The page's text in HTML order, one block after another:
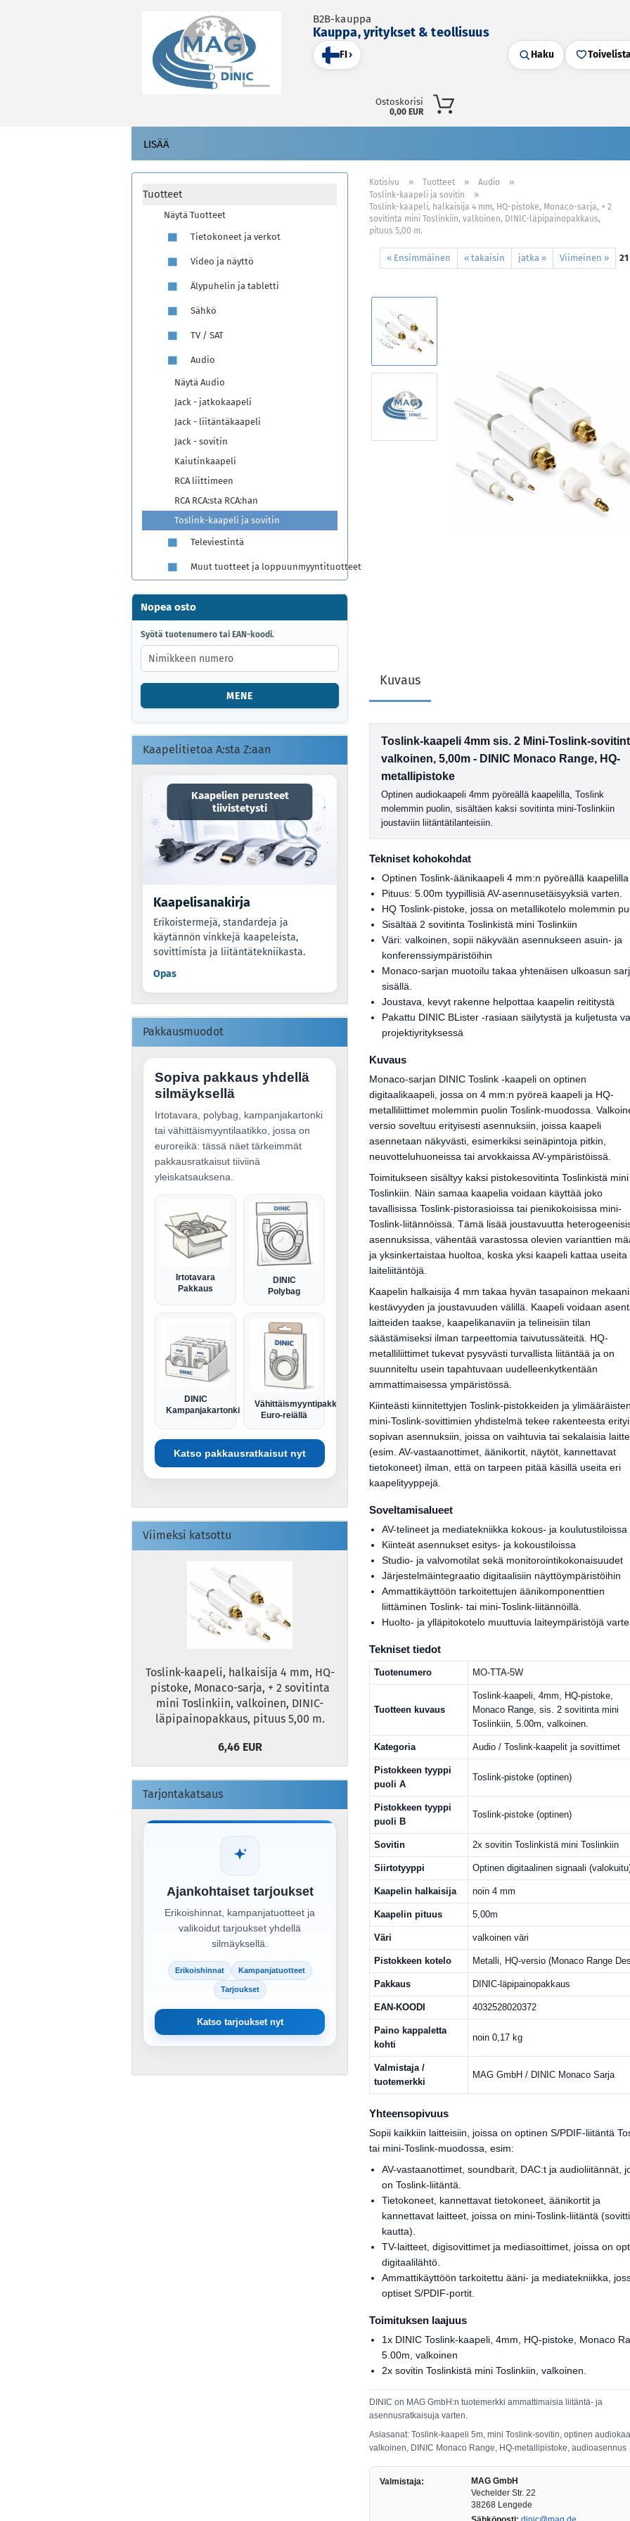
B2B-kauppa
Kauppa, yritykset & teollisuus
FI› Haku
Ostoskorisi
0,00 EUR
LISÄÄ
Kotisivu » Tuotteet » Audio »
Toslink-kaapeli ja sovitin »
Toslink-kaapeli, halkaisija 4 mm, HQ-pistoke, Monaco-sarja, + 2
sovitinta mini Toslinkiin, valkoinen, DINIC-läpipainopakkaus,
pituus 5,00 m.
« Ensimmäinen « takaisin jatka » Viimeinen » 21
Kuvaus
Toslink-kaapeli 4mm sis. 2 Mini-Toslink-
valkoinen, 5,00m - DINIC Monaco Range, HQ-
metallipistoke
Optinen audiokaapeli 4mm pyöreällä kaapelilla, Toslink
molemmin puolin, sisältäen kaksi sovitinta mini-Toslinkiin
joustaviin liitäntätilanteisiin.
Tekniset kohokohdat
Optinen Toslink-äänikaapeli 4 mm:n pyöreällä kaapelilla
Pituus: 5.00m tyypillisiä AV-asennusetäisyyksiä varten.
HQ Toslink-pistoke, jossa on metallikotelo molemmin
Sisältää 2 sovitinta Toslinkistä mini Toslinkiin
Väri: valkoinen, sopii näkyvään asennukseen asuin- ja
konferenssiympäristöihin
Monaco-sarjan muotoilu takaa yhtenäisen ulkoasun
sisällä.
Joustava, kevyt rakenne helpottaa kaapelin reititystä
Pakattu DINIC BLister -rasiaan säilytystä ja kuljetusta
projektiyrityksessä
Kuvaus
Monaco-sarjan DINIC Toslink -kaapeli on optinen
digitaalikaapeli, jossa on 4 mm:n pyöreä kaapeli ja HQ-
metalliliittimet molemmin puolin Toslink-muodossa.
versio soveltuu erityisesti asennuksiin, joissa kaapeli
asennetaan näkyvästi, esimerkiksi seinäpintoja pitkin,
neuvotteluhuoneissa tai arvokkaissa AV-ympäristöissä.
Toimitukseen sisältyy kaksi pistokesovitinta Toslinkistä mini
Toslinkiin. Näin samaa kaapelia voidaan käyttää joko
tavallisissa Toslink-pistorasioissa tai pienikokoisissa mini-
Toslink-liitännöissä. Tämä lisää joustavuutta
asennuksissa, vähentää varastossa olevien varianttien
ja yksinkertaistaa huoltoa, koska yksi kaapeli kattaa useita
laiteliitäntöjä.
Kaapelin halkaisija 4 mm takaa hyvän tasapainon
kestävyyden ja joustavuuden välillä. Kaapeli voidaan
laitteiden taakse, kaapelikanaviin ja telineisiin tilan
säästämiseksi ilman tarpeettomia taivutussäteitä. HQ-
metalliliittimet tukevat pysyvästi turvallista liitäntää ja on
suunniteltu usein tapahtuvaan uudelleenkytkentään
ammattimaisessa ympäristössä.
Kiinteästi kiinnitettyjen Toslink-pistokkeiden ja
mini-Toslink-sovittimien yhdistelmä tekee rakenteesta
sopivan asennuksiin, joissa on vaihtuvia tai sekalaisia
(esim. AV-vastaanottimet, äänikortit, näytöt, kannettavat
tietokoneet) ilman, että on tarpeen pitää käsillä useita eri
kaapelityyppejä.
Soveltamisalueet
AV-telineet ja mediatekniikka kokous- ja koulutustiloissa
Kiinteät asennukset esitys- ja kokoustiloissa
Studio- ja valvomotilat sekä monitorointikokonaisuudet
Järjestelmäintegraatio digitaalisiin näyttöympäristöihin
Ammattikäyttöön tarkoitettujen äänikomponenttien
liittäminen Toslink- tai mini-Toslink-liitännöillä.
Huolto- ja ylläpitokotelo muuttuvia laiteympäristöjä
Tekniset tiedot
Tuotenumero MO-TTA-5W
Tuotteen kuvaus
Toslink-kaapeli, 4mm, HQ-pistoke,
Monaco Range, sis. 2 sovitinta mini
Toslinkiin, 5.00m, valkoinen.
Kategoria Audio / Toslink-kaapelit ja sovittimet
Pistokkeen tyyppi
puoli A
Toslink-pistoke (optinen)
Pistokkeen tyyppi
puoli B
Toslink-pistoke (optinen)
Sovitin 2x sovitin Toslinkistä mini Toslinkiin
Siirtotyyppi Optinen digitaalinen signaali
Kaapelin halkaisija noin 4 mm
Kaapelin pituus 5,00m
Väri valkoinen väri
Pistokkeen kotelo Metalli, HQ-versio (Monaco Range
Pakkaus DINIC-läpipainopakkaus
EAN-KOODI 4032528020372
Paino kappaletta
kohti
noin 0,17 kg
Valmistaja /
tuotemerkki
MAG GmbH / DINIC Monaco Sarja
Yhteensopivuus
Sopii kaikkiin laitteisiin, joissa on optinen S/PDIF-liitäntä
tai mini-Toslink-muodossa, esim:
AV-vastaanottimet, soundbarit, DAC:t ja audioliitännät,
on Toslink-liitäntä.
Tietokoneet, kannettavat tietokoneet, äänikortit ja
kannettavat laitteet, joissa on mini-Toslink-liitäntä
kautta).
TV-laitteet, digisovittimet ja mediasoittimet, joissa on
digitaalilähtö.
Ammattikäyttöön tarkoitettu ääni- ja mediatekniikka,
optiset S/PDIF-portit.
Toimituksen laajuus
1x DINIC Toslink-kaapeli, 4mm, HQ-pistoke, Monaco
5.00m, valkoinen
2x sovitin Toslinkistä mini Toslinkiin, valkoinen.
DINIC on MAG GmbH:n tuotemerkki ammattimaisia liitäntä- ja
asennusratkaisuja varten.
Asiasanat: Toslink-kaapeli 5m, mini Toslink-sovitin, optinen
valkoinen, DINIC Monaco Range, HQ-metallipistoke, audioasennus
Valmistaja:
MAG GmbH
Vechelder Str. 22
38268 Lengede
Tuotteet
Näytä Tuotteet
Tietokoneet ja verkot
Video ja näyttö
Älypuhelin ja tabletti
Sähkö
TV / SAT
Audio
Näytä Audio
Jack - jatkokaapeli
Jack - liitäntäkaapeli
Jack - sovitin
Kaiutinkaapeli
RCA liittimeen
RCA RCA:sta RCA:han
Toslink-kaapeli ja sovitin
Televiestintä
Muut tuotteet ja loppuunmyyntituotteet
Nopea osto
SYÖTÄ
TUOTENUMERO
TAI
EAN-
KOODI.
Syötä tuotenumero tai EAN-koodi.
MENE
Kaapelitietoa A:sta Z:aan
Kaapelien perusteet
tiivistetysti
Kaapelisanakirja
Erikoistermejä, standardeja ja
käytännön vinkkejä kaapeleista,
sovittimista ja liitäntätekniikasta.
Opas
Pakkausmuodot
Sopiva pakkaus yhdellä
silmäyksellä
Irtotavara, polybag, kampanjakartonki
tai vähittäismyyntilaatikko, jossa on
euroreikä: tässä näet tärkeimmät
pakkausratkaisut tiiviinä
yleiskatsauksena.
Irtotavara
Pakkaus
DINIC
Polybag
DINIC
Kampanjakartonki
Vähittäismyyntipakkaus
Euro-reiällä
Katso pakkausratkaisut nyt
Viimeksi katsottu
Toslink-kaapeli, halkaisija 4 mm, HQ-
pistoke, Monaco-sarja, + 2 sovitinta
mini Toslinkiin, valkoinen, DINIC-
läpipainopakkaus, pituus 5,00 m.
6,46 EUR
Tarjontakatsaus
Ajankohtaiset tarjoukset
Erikoishinnat, kampanjatuotteet ja
valikoidut tarjoukset yhdellä
silmäyksellä.
Erikoishinnat Kampanjatuotteet
Tarjoukset
Katso tarjoukset nyt